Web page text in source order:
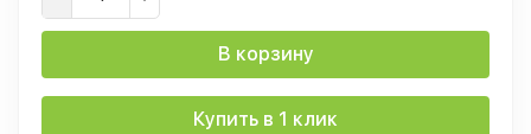
В корзину
Купить в 1 клик